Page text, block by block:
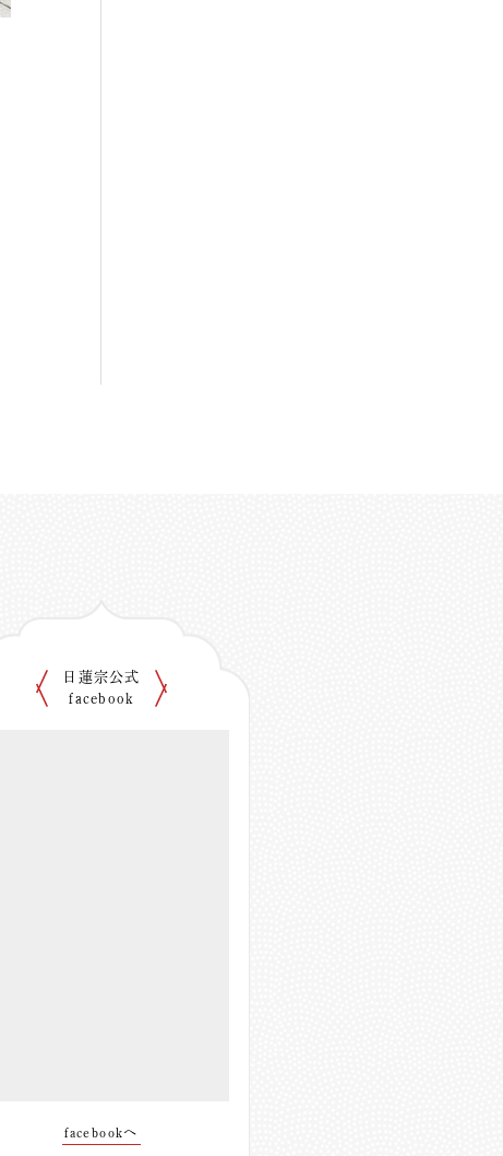
日蓮宗公式
facebook
facebookへ